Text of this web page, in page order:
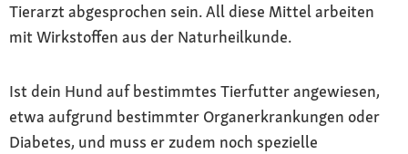
Tierarzt abgesprochen sein. All diese Mittel arbeiten
mit Wirkstoffen aus der Naturheilkunde.
Ist dein Hund auf bestimmtes Tierfutter angewiesen,
etwa aufgrund bestimmter Organerkrankungen oder
Diabetes, und muss er zudem noch spezielle